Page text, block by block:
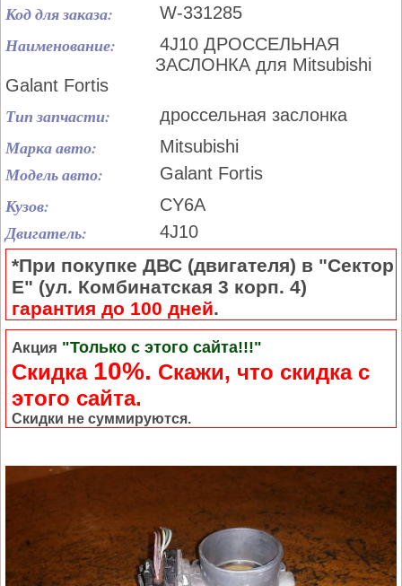
Код для заказа: W-331285
Наименование:
4J10 ДРОССЕЛЬНАЯ
ЗАСЛОНКА для Mitsubishi
Galant Fortis
Тип запчасти: дроссельная заслонка
Марка авто: Mitsubishi
Модель авто: Galant Fortis
Кузов: CY6A
Двигатель: 4J10
*При покупке ДВС (двигателя) в "Сектор
Е" (ул. Комбинатская 3 корп. 4)
гарантия до 100 дней.
Акция "Только с этого сайта!!!"
Скидка 10%. Cкажи, что скидка с
этого сайта.
Скидки не суммируются.